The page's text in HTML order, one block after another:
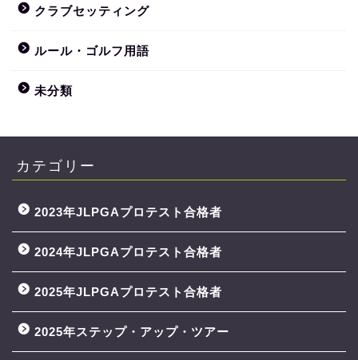
クラブセッティング
ルール・ゴルフ用語
未分類
カテゴリー
2023年JLPGAプロテスト合格者
2024年JLPGAプロテスト合格者
2025年JLPGAプロテスト合格者
2025年ステップ・アップ・ツアー